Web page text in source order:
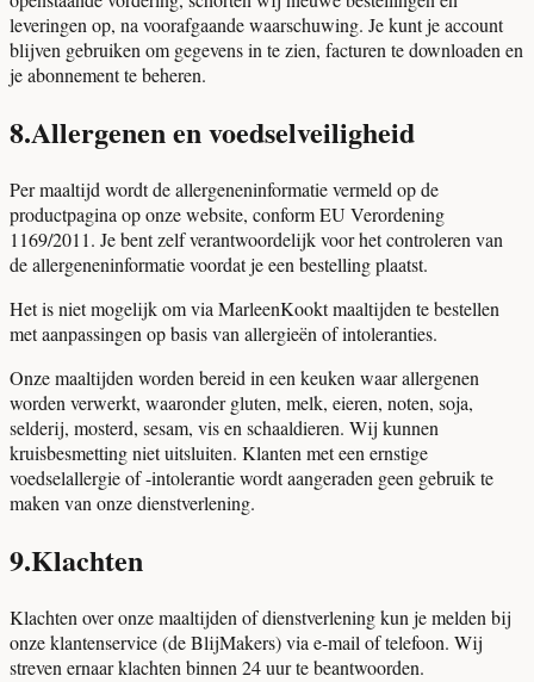
leveringen op, na voorafgaande waarschuwing. Je kunt je account
blijven gebruiken om gegevens in te zien, facturen te downloaden en
je abonnement te beheren.
8.Allergenen en voedselveiligheid
Per maaltijd wordt de allergeneninformatie vermeld op de
productpagina op onze website, conform EU Verordening
1169/2011. Je bent zelf verantwoordelijk voor het controleren van
de allergeneninformatie voordat je een bestelling plaatst.
Het is niet mogelijk om via MarleenKookt maaltijden te bestellen
met aanpassingen op basis van allergieën of intoleranties.
Onze maaltijden worden bereid in een keuken waar allergenen
worden verwerkt, waaronder gluten, melk, eieren, noten, soja,
selderij, mosterd, sesam, vis en schaaldieren. Wij kunnen
kruisbesmetting niet uitsluiten. Klanten met een ernstige
voedselallergie of -intolerantie wordt aangeraden geen gebruik te
maken van onze dienstverlening.
9.Klachten
Klachten over onze maaltijden of dienstverlening kun je melden bij
onze klantenservice (de BlijMakers) via e-mail of telefoon. Wij
streven ernaar klachten binnen 24 uur te beantwoorden.